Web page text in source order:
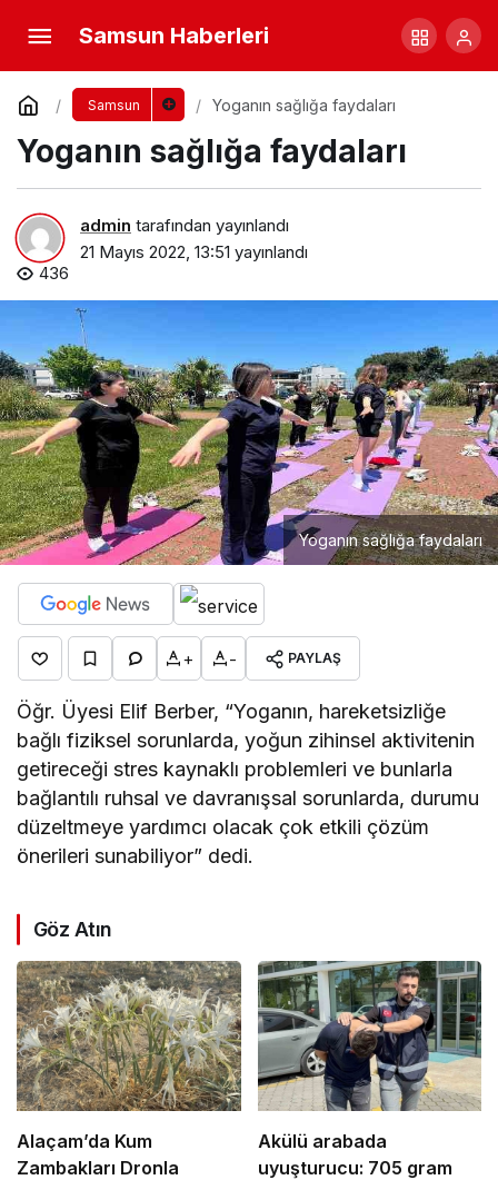
Samsun Haberleri
Samsun Yoganın sağlığa faydaları
Yoganın sağlığa faydaları
admin tarafından yayınlandı
21 Mayıs 2022, 13:51 yayınlandı
436
Yoganın sağlığa faydaları
+ - PAYLAŞ
Öğr. Üyesi Elif Berber, “Yoganın, hareketsizliğe
bağlı fiziksel sorunlarda, yoğun zihinsel aktivitenin
getireceği stres kaynaklı problemleri ve bunlarla
bağlantılı ruhsal ve davranışsal sorunlarda, durumu
düzeltmeye yardımcı olacak çok etkili çözüm
önerileri sunabiliyor” dedi.
Göz Atın
Alaçam’da Kum
Zambakları Dronla
Akülü arabada
uyuşturucu: 705 gram